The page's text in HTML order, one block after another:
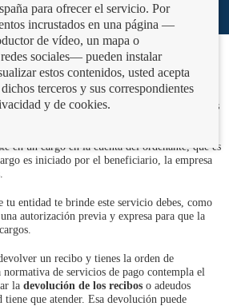
estos tiempos, que siga pagando los servicios
a la oficina de la empresa. La mayoría
el banco. El adeudo domiciliado es un
en un cargo en la cuenta del ordenante, que es
es iniciado por el beneficiario, la empresa
tu entidad te brinde este servicio debes, como
autorización previa y expresa para que la
un recibo y tienes la orden de
de servicios de pago contempla el
la devolución de los recibos o adeudos
que atender. Esa devolución puede
para ofrecer el servicio. Por
incrustados en una página —
de vídeo, un mapa o
sociales— pueden instalar
estos contenidos, usted acepta
terceros y sus correspondientes
y de cookies.